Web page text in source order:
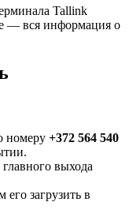
Tallink
— вся информация о
номеру +372 564 540
выхода
загрузить в